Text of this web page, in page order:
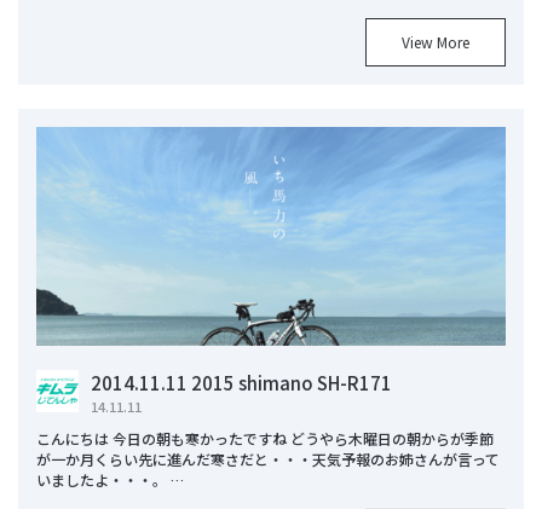
View More
2014.11.11 2015 shimano SH-R171
14.11.11
こんにちは 今日の朝も寒かったですね どうやら木曜日の朝からが季節
が一か月くらい先に進んだ寒さだと・・・天気予報のお姉さんが言って
いましたよ・・・。 …